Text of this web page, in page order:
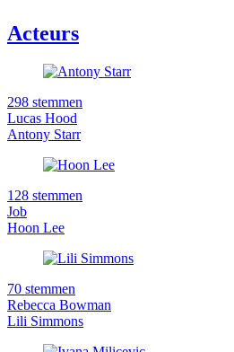
Acteurs
298 stemmen
Lucas Hood
Antony Starr
128 stemmen
Job
Hoon Lee
70 stemmen
Rebecca Bowman
Lili Simmons